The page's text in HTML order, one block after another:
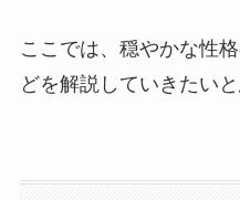
ここでは、穏やかな性
どを解説していきたいと